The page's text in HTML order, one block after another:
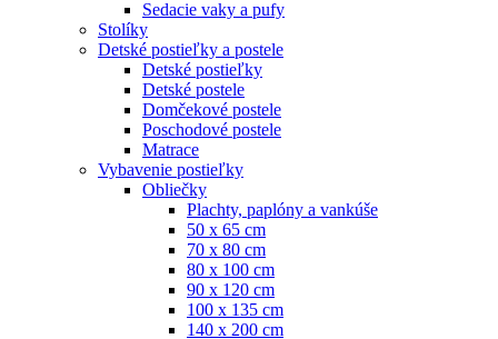
Sedacie vaky a pufy
Stolíky
Detské postieľky a postele
Detské postieľky
Detské postele
Domčekové postele
Poschodové postele
Matrace
Vybavenie postieľky
Obliečky
Plachty, paplóny a vankúše
50 x 65 cm
70 x 80 cm
80 x 100 cm
90 x 120 cm
100 x 135 cm
140 x 200 cm